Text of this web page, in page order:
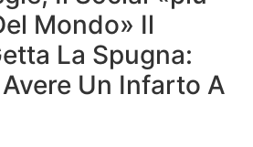
Mondo» Il
La Spugna:
Un Infarto A